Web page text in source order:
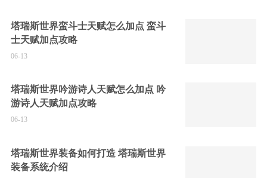
塔瑞斯世界蛮斗士天赋怎么加点 蛮斗
士天赋加点攻略
06-13
塔瑞斯世界吟游诗人天赋怎么加点 吟
游诗人天赋加点攻略
06-13
塔瑞斯世界装备如何打造 塔瑞斯世界
装备系统介绍